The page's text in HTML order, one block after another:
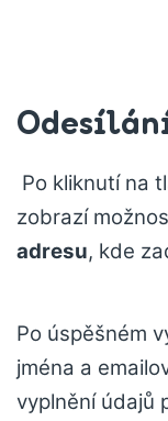
Po kliknutí na
zobrazí
adresu, kde
Po úspěšném
jména a
vyplnění údajů